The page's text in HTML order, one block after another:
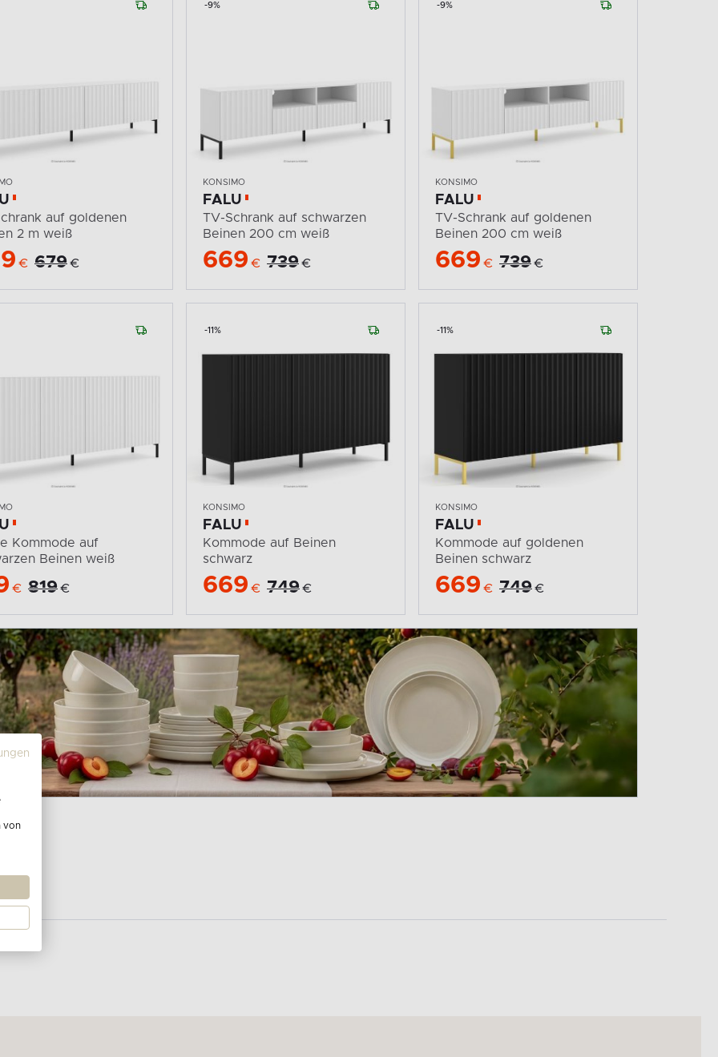
auf goldenen
2 m weiß
€ 679 €
-9%
KONSIMO
FALU
TV-Schrank auf schwarzen
Beinen 200 cm weiß
669 € 739 €
-9%
KONSIMO
FALU
TV-Schrank auf goldenen
Beinen 200 cm weiß
669 € 739 €
Kommode auf
Beinen weiß
€ 819 €
-11%
KONSIMO
FALU
Kommode auf Beinen
schwarz
669 € 749 €
-11%
KONSIMO
FALU
Kommode auf goldenen
Beinen schwarz
669 € 749 €
von